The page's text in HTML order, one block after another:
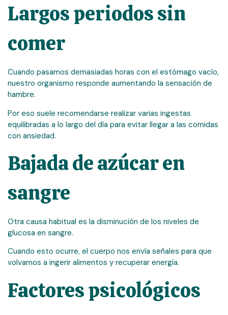
Largos periodos sin
comer
Cuando pasamos demasiadas horas con el estómago vacío,
nuestro organismo responde aumentando la sensación de
hambre.
Por eso suele recomendarse realizar varias ingestas
equilibradas a lo largo del día para evitar llegar a las comidas
con ansiedad.
Bajada de azúcar en
sangre
Otra causa habitual es la disminución de los niveles de
glucosa en sangre.
Cuando esto ocurre, el cuerpo nos envía señales para que
volvamos a ingerir alimentos y recuperar energía.
Factores psicológicos